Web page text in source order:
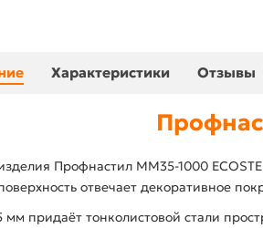
Характеристики Отзывы
Профнастил ММ35-1000
отвечает декоративное
мм придаёт тонколистовой стали